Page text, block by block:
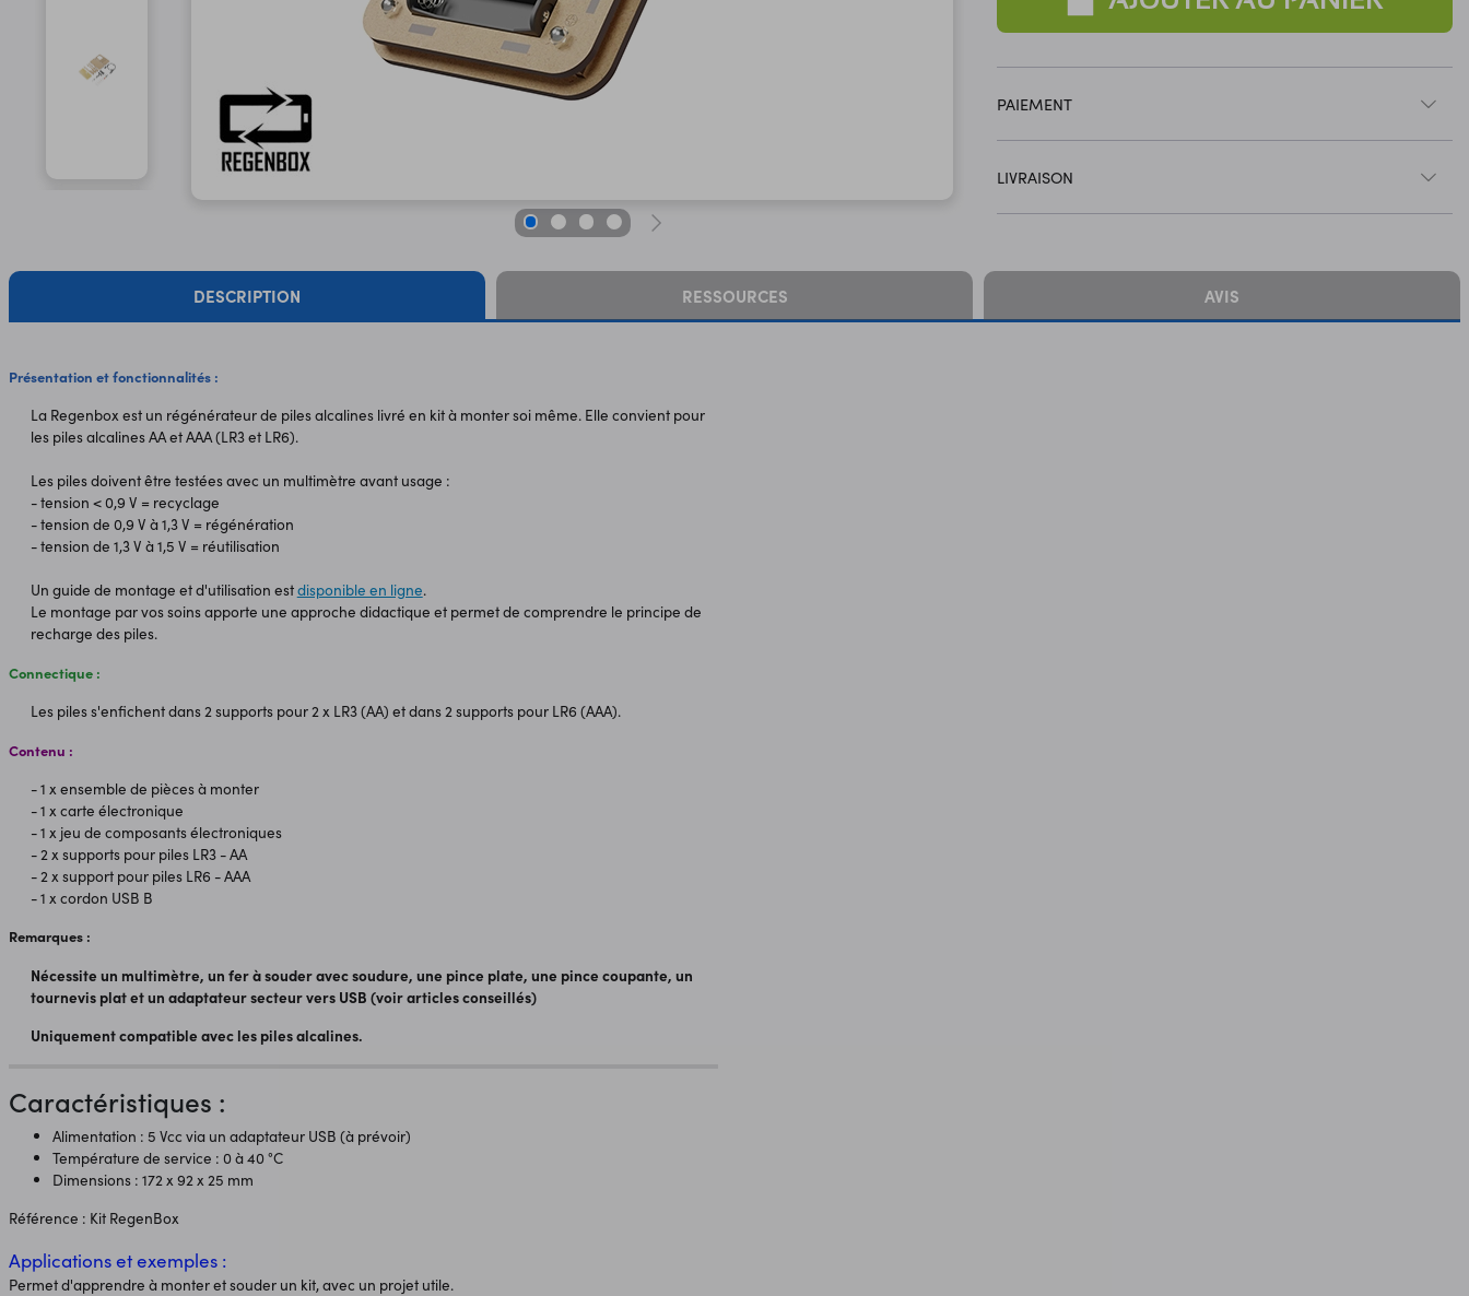
PAIEMENT
LIVRAISON
DESCRIPTION RESSOURCES AVIS
Présentation et fonctionnalités :
La Regenbox est un régénérateur de piles alcalines livré en kit à monter soi même. Elle convient pour
les piles alcalines AA et AAA (LR3 et LR6).
Les piles doivent être testées avec un multimètre avant usage :
- tension < 0,9 V = recyclage
- tension de 0,9 V à 1,3 V = régénération
- tension de 1,3 V à 1,5 V = réutilisation
Un guide de montage et d'utilisation estdisponible en ligne.
Le montage par vos soins apporte une approche didactique et permet de comprendre le principe de
recharge des piles.
Connectique :
Les piles s'enfichent dans 2 supports pour 2 x LR3 (AA) et dans 2 supports pour LR6 (AAA).
Contenu :
- 1 x ensemble de pièces à monter
- 1 x carte électronique
- 1 x jeu de composants électroniques
- 2 x supports pour piles LR3 - AA
- 2 x support pour piles LR6 - AAA
- 1 x cordon USB B
Remarques :
Nécessite un multimètre, un fer à souder avec soudure, une pince plate, une pince coupante, un
tournevis plat et un adaptateur secteur vers USB (voir articles conseillés)
Uniquement compatible avec les piles alcalines.
Caractéristiques :
Alimentation : 5 Vcc via un adaptateur USB (à prévoir)
Température de service : 0 à 40 °C
Dimensions : 172 x 92 x 25 mm
Référence : Kit RegenBox
Applications et exemples :
Permet d'apprendre à monter et souder un kit, avec un projet utile.